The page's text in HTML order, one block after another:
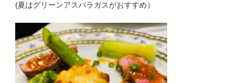
(夏はグリーンアスパラガスがおすすめ）